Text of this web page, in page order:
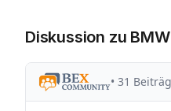
Diskussion zu BMW